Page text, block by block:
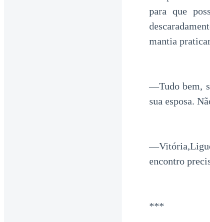
para que
mantia
—Tudo bem,
sua esposa.
—Vitória,Ligue
encontro
***